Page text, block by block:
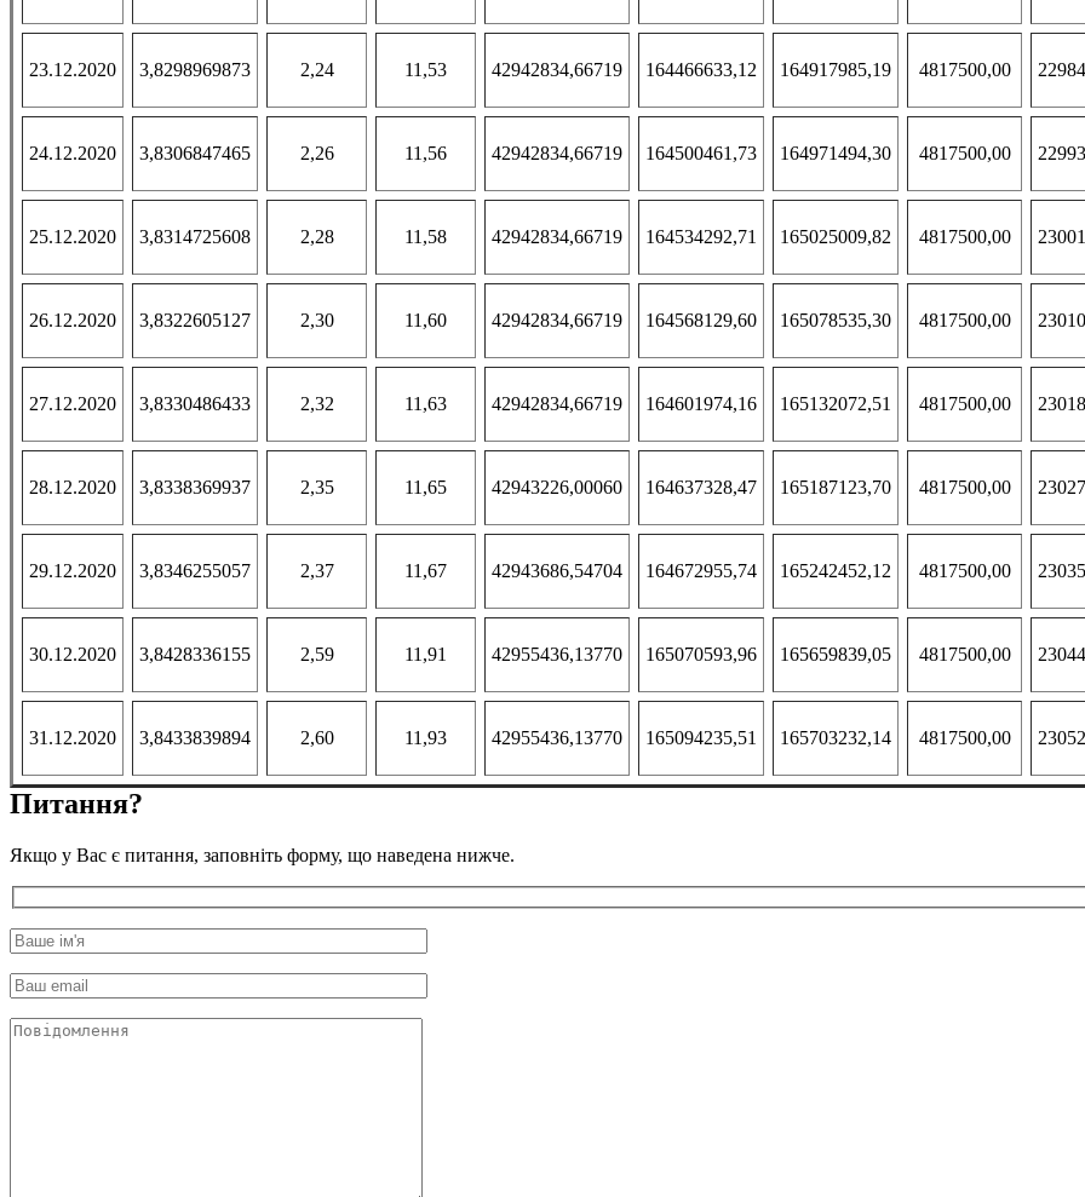
23.12.2020 3,8298969873 2,24 11,53 42942834,66719 164466633,12 164917985,19 4817500,00
24.12.2020 3,8306847465 2,26 11,56 42942834,66719 164500461,73 164971494,30 4817500,00
25.12.2020 3,8314725608 2,28 11,58 42942834,66719 164534292,71 165025009,82 4817500,00
26.12.2020 3,8322605127 2,30 11,60 42942834,66719 164568129,60 165078535,30 4817500,00
27.12.2020 3,8330486433 2,32 11,63 42942834,66719 164601974,16 165132072,51 4817500,00
28.12.2020 3,8338369937 2,35 11,65 42943226,00060 164637328,47 165187123,70 4817500,00
29.12.2020 3,8346255057 2,37 11,67 42943686,54704 164672955,74 165242452,12 4817500,00
30.12.2020 3,8428336155 2,59 11,91 42955436,13770 165070593,96 165659839,05 4817500,00
31.12.2020 3,8433839894 2,60 11,93 42955436,13770 165094235,51 165703232,14 4817500,00
Питання?
Якщо у Вас є питання, заповніть форму, що наведена нижче.